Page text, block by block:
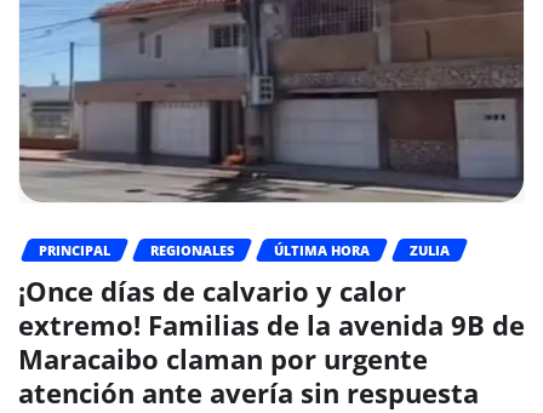
PRINCIPAL REGIONALES ÚLTIMA HORA ZULIA
¡Once días de calvario y calor
extremo! Familias de la avenida 9B de
Maracaibo claman por urgente
atención ante avería sin respuesta